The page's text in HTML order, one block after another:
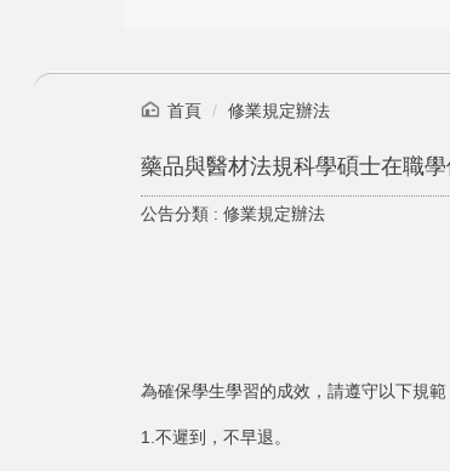
首頁 修業規定辦法
藥品與醫材法規科學碩士在職
公告分類 : 修業規定辦法
為確保學生學習的成效，請遵守以下規
1.不遲到，不早退。